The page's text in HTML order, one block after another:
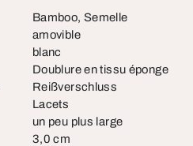
Bamboo, Semelle
amovible
blanc
Doublure en tissu éponge
Reißverschluss
Lacets
un peu plus large
3,0 cm